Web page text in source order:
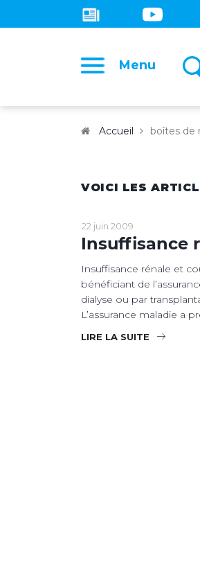
Menu
Accueil boîtes de
VOICI LES
22 juin 2009
Insuffisance
Insuffisance rénale et
bénéficiant de
dialyse ou par
L’assurance maladie a
LIRE LA SUITE